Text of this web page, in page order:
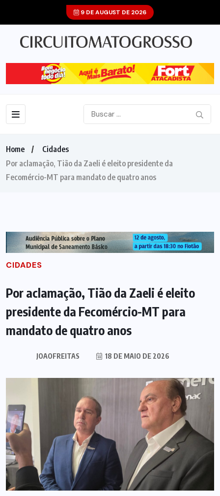
9 DE AUGUST DE 2026
Home
Cidades
Por aclamação, Tião da Zaeli é eleito presidente da
Fecomércio-MT para mandato de quatro anos
CIDADES
Por aclamação, Tião da Zaeli é eleito
presidente da Fecomércio-MT para
mandato de quatro anos
JOAOFREITAS 18 DE MAIO DE 2026